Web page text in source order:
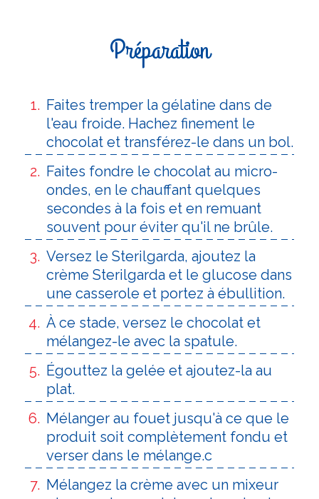
Préparation
Faites tremper la gélatine dans de
l'eau froide. Hachez finement le
chocolat et transférez-le dans un bol.
Faites fondre le chocolat au micro-
ondes, en le chauffant quelques
secondes à la fois et en remuant
souvent pour éviter qu'il ne brûle.
Versez le Sterilgarda, ajoutez la
crème Sterilgarda et le glucose dans
une casserole et portez à ébullition.
À ce stade, versez le chocolat et
mélangez-le avec la spatule.
Égouttez la gelée et ajoutez-la au
plat.
Mélanger au fouet jusqu'à ce que le
produit soit complètement fondu et
verser dans le mélange.c
Mélangez la crème avec un mixeur